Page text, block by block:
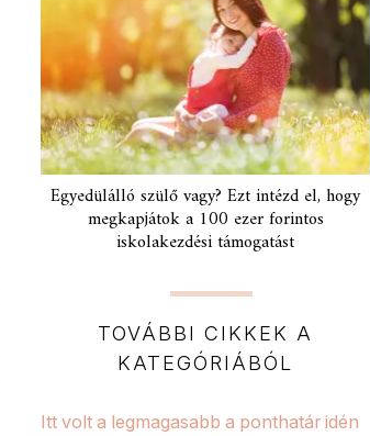
Egyedülálló szülő vagy? Ezt intézd el, hogy
megkapjátok a 100 ezer forintos
iskolakezdési támogatást
TOVÁBBI CIKKEK A
KATEGÓRIÁBÓL
Itt volt a legmagasabb a ponthatár idén